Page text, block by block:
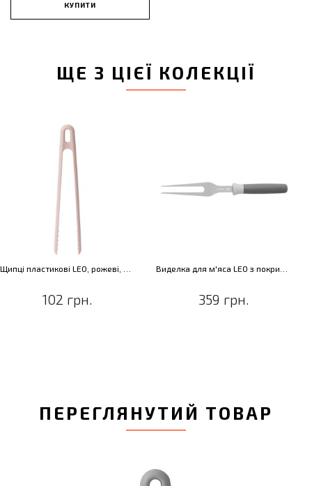
КУПИТИ
ЩЕ З ЦІЄЇ КОЛЕКЦІЇ
102 грн. 359 грн.
ПЕРЕГЛЯНУТИЙ ТОВАР